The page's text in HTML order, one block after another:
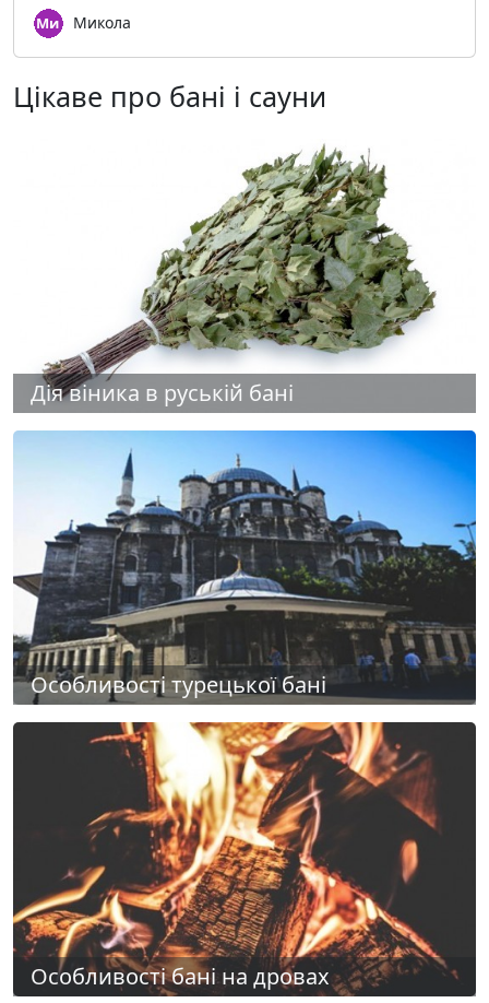
Микола
Цікаве про бані і сауни
Дія віника в руській бані
Особливості турецької бані
Особливості бані на дровах